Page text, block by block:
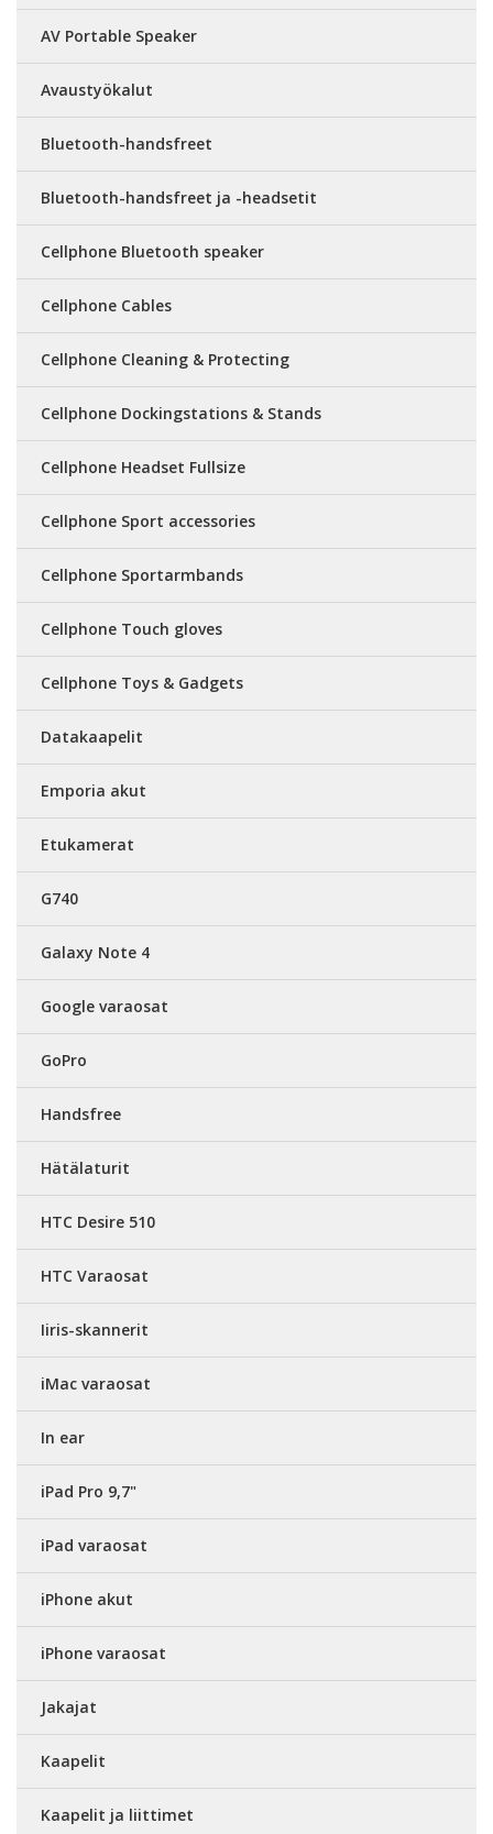
AV Portable Speaker
Avaustyökalut
Bluetooth-handsfreet
Bluetooth-handsfreet ja -headsetit
Cellphone Bluetooth speaker
Cellphone Cables
Cellphone Cleaning & Protecting
Cellphone Dockingstations & Stands
Cellphone Headset Fullsize
Cellphone Sport accessories
Cellphone Sportarmbands
Cellphone Touch gloves
Cellphone Toys & Gadgets
Datakaapelit
Emporia akut
Etukamerat
G740
Galaxy Note 4
Google varaosat
GoPro
Handsfree
Hätälaturit
HTC Desire 510
HTC Varaosat
Iiris-skannerit
iMac varaosat
In ear
iPad Pro 9,7"
iPad varaosat
iPhone akut
iPhone varaosat
Jakajat
Kaapelit
Kaapelit ja liittimet